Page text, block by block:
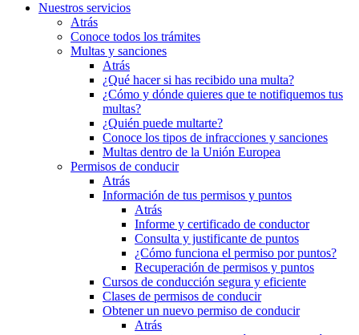
Nuestros servicios
Atrás
Conoce todos los trámites
Multas y sanciones
Atrás
¿Qué hacer si has recibido una multa?
¿Cómo y dónde quieres que te notifiquemos tus
multas?
¿Quién puede multarte?
Conoce los tipos de infracciones y sanciones
Multas dentro de la Unión Europea
Permisos de conducir
Atrás
Información de tus permisos y puntos
Atrás
Informe y certificado de conductor
Consulta y justificante de puntos
¿Cómo funciona el permiso por puntos?
Recuperación de permisos y puntos
Cursos de conducción segura y eficiente
Clases de permisos de conducir
Obtener un nuevo permiso de conducir
Atrás